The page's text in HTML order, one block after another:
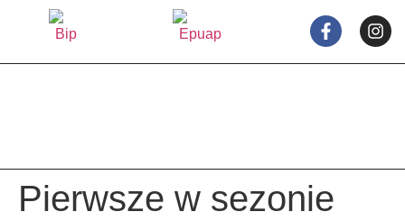
Pierwsze w sezonie